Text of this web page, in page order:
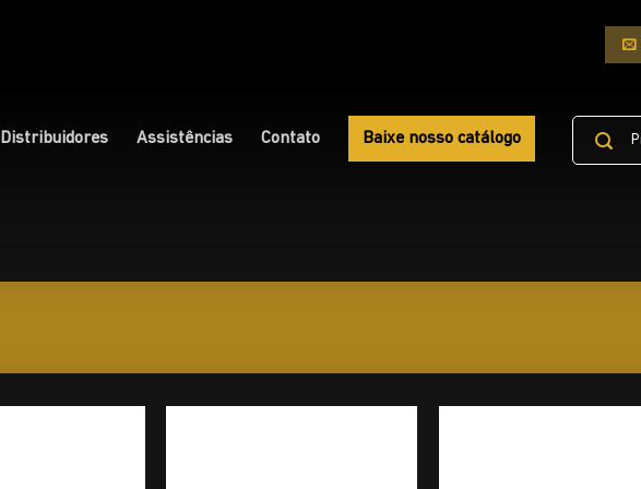
Distribuidores Assistências Contato Baixe nosso catálogo
Pesquisar